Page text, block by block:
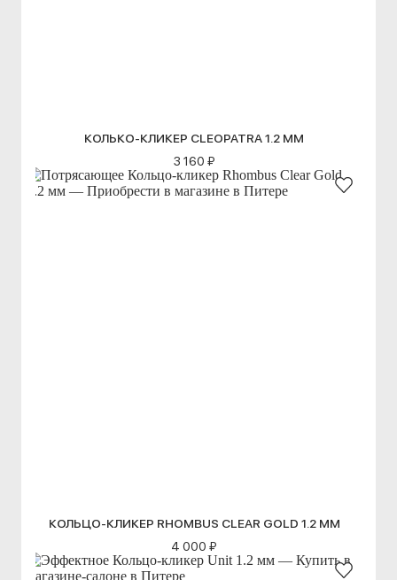
КОЛЬКО-КЛИКЕР CLEOPATRA 1.2 ММ
3 160 ₽
КОЛЬЦО-КЛИКЕР RHOMBUS CLEAR GOLD 1.2 ММ
4 000 ₽